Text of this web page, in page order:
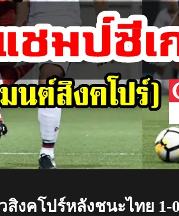
สิงคโปร์หลังชนะไทย